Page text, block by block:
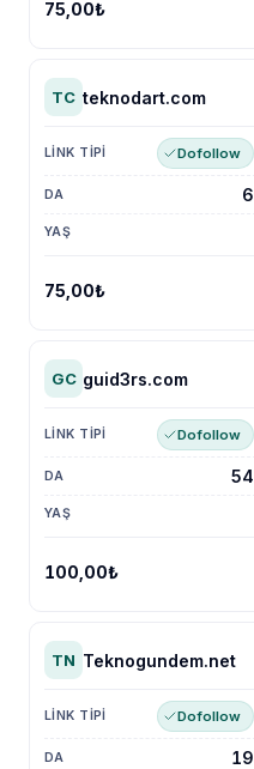
75,00₺
TC teknodart.com
Dofollow
6
75,00₺
GC guid3rs.com
Dofollow
54
100,00₺
TN Teknogundem.net
Dofollow
19